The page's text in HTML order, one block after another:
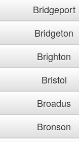
Bridgeport
Bridgeton
Brighton
Bristol
Broadus
Bronson